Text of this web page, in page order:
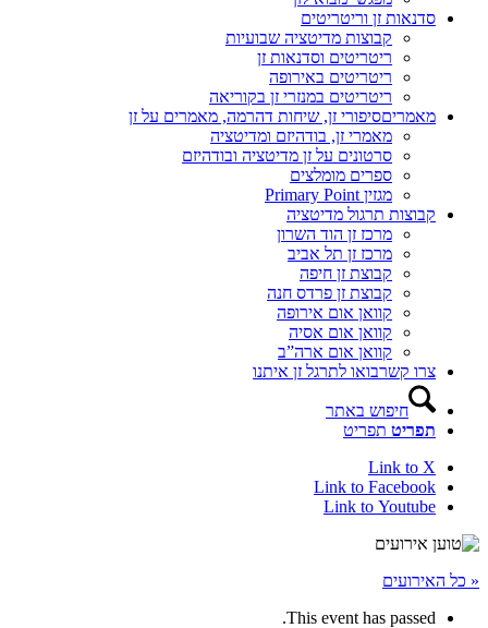
סדנאות זן וריטריטים
קבוצות מדיטציה שבועיות
ריטריטים וסדנאות זן
ריטריטים באירופה
ריטריטים במנזרי זן בקוריאה
מאמריםסיפורי זן, שיחות דהרמה, מאמרים על זן
מאמרי זן, בודהיזם ומדיטציה
סרטונים על זן מדיטציה ובודהיזם
ספרים מומלצים
מגזין Primary Point
קבוצות תרגול מדיטציה
מרכז זן הוד השרון
מרכז זן תל אביב
קבוצת זן חיפה
קבוצת זן פרדס חנה
קוואן אום אירופה
קוואן אום אסיה
קוואן אום ארה”ב
צרו קשרבואו לתרגל זן איתנו
חיפוש באתר
תפריט תפריט
Link to X
Link to Facebook
Link to Youtube
« כל האירועים
This event has passed.